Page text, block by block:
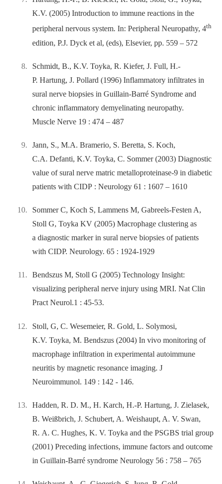
K.V. (2005) Introduction to immune reactions in the
peripheral nervous system. In: Peripheral Neuropathy, 4th
edition, P.J. Dyck et al, (eds), Elsevier, pp. 559 –⁠ 572
Schmidt, B., K.V. Toyka, R. Kiefer, J. Full, H.-
P. Hartung, J. Pollard (1996) Inflammatory infiltrates in
sural nerve biopsies in Guillain-Barré Syndrome and
chronic inflammatory demyelinating neuropathy.
Muscle Nerve 19 : 474 –⁠ 487
Jann, S., M.A. Bramerio, S. Beretta, S. Koch,
C.A. Defanti, K.V. Toyka, C. Sommer (2003) Diagnostic
value of sural nerve matric metalloproteinase-9 in diabetic
patients with CIDP : Neurology 61 : 1607 –⁠ 1610
Sommer C, Koch S, Lammens M, Gabreels-Festen A,
Stoll G, Toyka KV (2005) Macrophage clustering as
a diagnostic marker in sural nerve biopsies of patients
with CIDP. Neurology. 65 : 1924-1929
Bendszus M, Stoll G (2005) Technology Insight:
visualizing peripheral nerve injury using MRI. Nat Clin
Pract Neurol.1 : 45-53.
Stoll, G, C. Wesemeier, R. Gold, L. Solymosi,
K.V. Toyka, M. Bendszus (2004) In vivo monitoring of
macrophage infiltration in experimental autoimmune
neuritis by magnetic resonance imaging. J
Neuroimmunol. 149 : 142 -⁠ 146.
Hadden, R. D. M., H. Karch, H.-P. Hartung, J. Zielasek,
B. Weißbrich, J. Schubert, A. Weishaupt, A. V. Swan,
R. A. C. Hughes, K. V. Toyka and the PSGBS trial group
(2001) Preceding infections, immune factors and outcome
in Guillain-Barré syndrome Neurology 56 : 758 –⁠ 765